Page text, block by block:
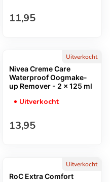
Normale prijs
11,95
Uitverkocht
Nivea Creme Care
Waterproof Oogmake-
up Remover - 2 x 125 ml
Uitverkocht
Normale prijs
13,95
Uitverkocht
RoC Extra Comfort